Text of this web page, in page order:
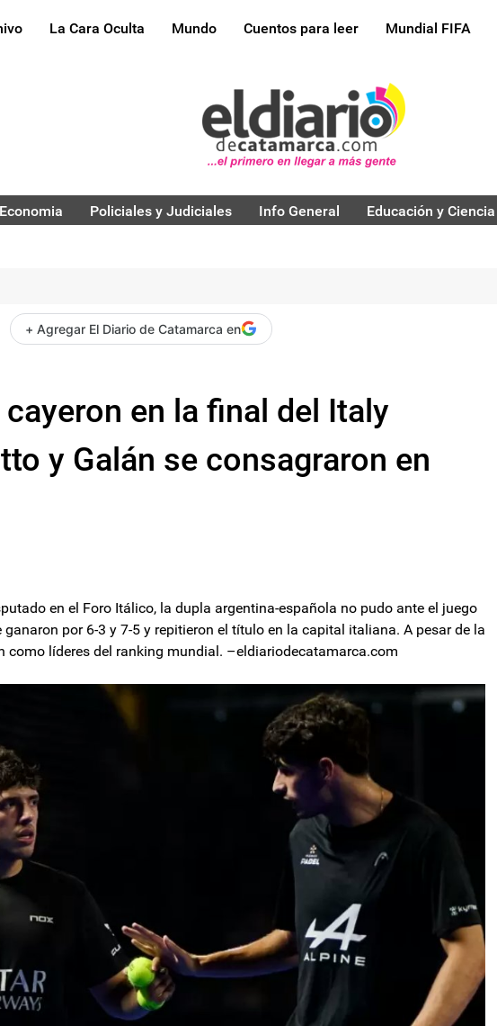
La Cara Oculta Mundo Cuentos para leer Mundial FIFA
Policiales y Judiciales Info General Educación y Ciencia
+ Agregar El Diario de Catamarca en
en la final del Italy
y Galán se consagraron en
en el Foro Itálico, la dupla argentina-española no pudo ante el juego
por 6-3 y 7-5 y repitieron el título en la capital italiana. A pesar de la
como líderes del ranking mundial. –eldiariodecatamarca.com